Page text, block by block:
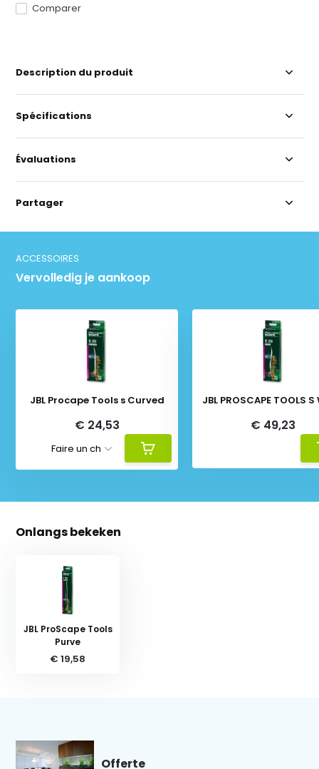
Comparer
Description du produit
Spécifications
Évaluations
Partager
ACCESSOIRES
Vervolledig je aankoop
JBL Procape Tools s Curved
€ 24,53
JBL PROSCAPE TOOLS S
€ 49,23
Onlangs bekeken
JBL ProScape Tools
Purve
€ 19,58
Offerte